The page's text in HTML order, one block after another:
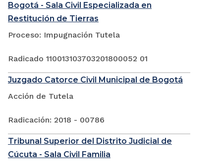
Bogotá - Sala Civil Especializada en
Restitución de Tierras
Proceso: Impugnación Tutela
Radicado 110013103703201800052 01
Juzgado Catorce Civil Municipal de Bogotá
Acción de Tutela
Radicación: 2018 - 00786
Tribunal Superior del Distrito Judicial de
Cúcuta - Sala Civil Familia